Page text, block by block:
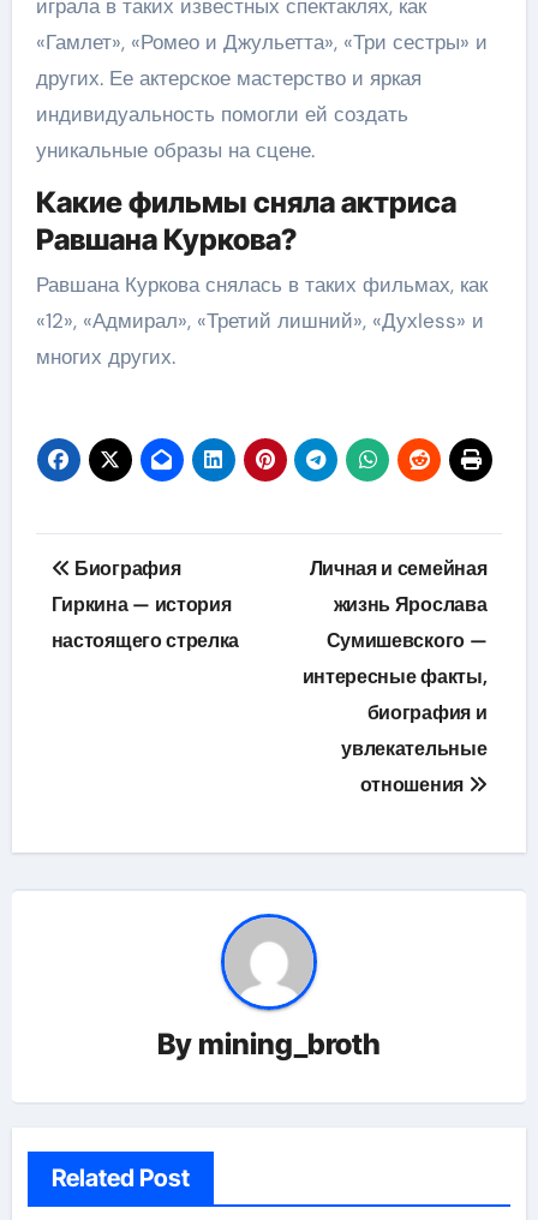
играла в таких известных спектаклях, как
«Гамлет», «Ромео и Джульетта», «Три сестры» и
других. Ее актерское мастерство и яркая
индивидуальность помогли ей создать
уникальные образы на сцене.
Какие фильмы сняла актриса
Равшана Куркова?
Равшана Куркова снялась в таких фильмах, как
«12», «Адмирал», «Третий лишний», «Духless» и
многих других.
Навигация
по
записям
Биография
Гиркина — история
настоящего стрелка
Личная и семейная
жизнь Ярослава
Сумишевского —
интересные факты,
биография и
увлекательные
отношения
By mining_broth
Related Post